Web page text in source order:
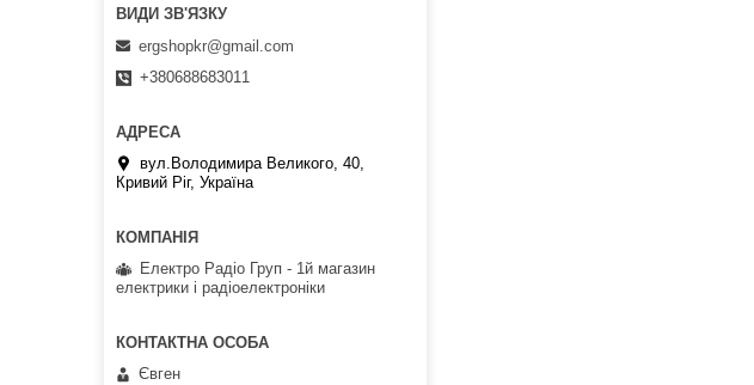
ergshopkr@gmail.com
+380688683011
вул.Володимира Великого, 40,
Кривий Ріг, Україна
Електро Радіо Груп - 1й магазин
електрики і радіоелектроніки
Євген